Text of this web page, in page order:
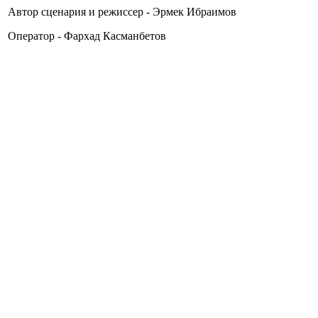
Автор сценария и режиссер - Эрмек Ибраимов
Оператор - Фархад Касманбетов